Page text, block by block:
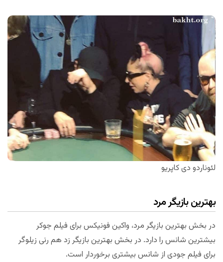
لئوناردو دی کاپریو
بهترین بازیگر مرد
در بخش بهترین بازیگر مرد، واکین فونیکس برای فیلم جوکر
بیشترین شانس را دارد. در بخش بهترین بازیگر زد هم رنی زیلوگر
برای فیلم جودی از شانس بیشتری برخوردار است.